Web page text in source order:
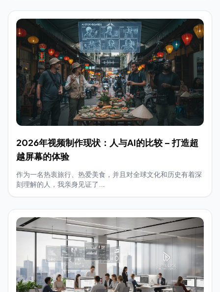
2026年视频制作现状：人与AI的比较 – 打造超
越屏幕的体验
作为一名热衷旅行、热爱美食，并且对全球文化和历史有着深
刻理解的人，我亲身见证了...